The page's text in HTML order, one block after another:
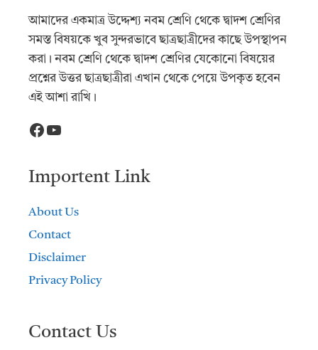
আমাদের একমাত্র উদ্দেশ্য নবম শ্রেণি থেকে দ্বাদশ শ্রেণির
সমস্ত বিষয়কে খুব সুন্দরভাবে ছাত্রছাত্রীদের কাছে উপস্থাপন
করা। নবম শ্রেণি থেকে দ্বাদশ শ্রেণির যেকোনো বিষয়ের
প্রশ্নের উত্তর ছাত্রছাত্রীরা এখান থেকে পেয়ে উপকৃত হবেন
এই আশা রাখি।
Facebook
YouTube
Importent Link
About Us
Contact
Disclaimer
Privacy Policy
Contact Us